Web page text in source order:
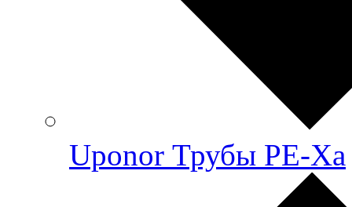
Uponor Трубы PE-Xa